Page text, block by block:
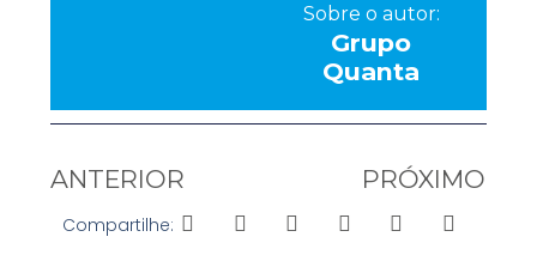
Sobre o autor:
Grupo
Quanta
ANTERIOR PRÓXIMO
Compartilhe: